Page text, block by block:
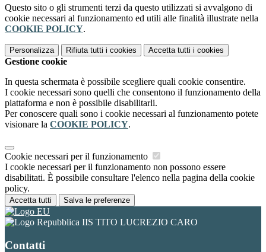
Questo sito o gli strumenti terzi da questo utilizzati si avvalgono di
cookie necessari al funzionamento ed utili alle finalità illustrate nella
COOKIE POLICY.
Personalizza Rifiuta tutti i cookies Accetta tutti i cookies
Gestione cookie
In questa schermata è possibile scegliere quali cookie consentire.
I cookie necessari sono quelli che consentono il funzionamento della
piattaforma e non è possibile disabilitarli.
Per conoscere quali sono i cookie necessari al funzionamento potete
visionare la COOKIE POLICY.
Cookie necessari per il funzionamento
I cookie necessari per il funzionamento non possono essere
disabilitati. È possibile consultare l'elenco nella pagina della cookie
policy.
Accetta tutti Salva le preferenze
IIS TITO LUCREZIO CARO
Contatti